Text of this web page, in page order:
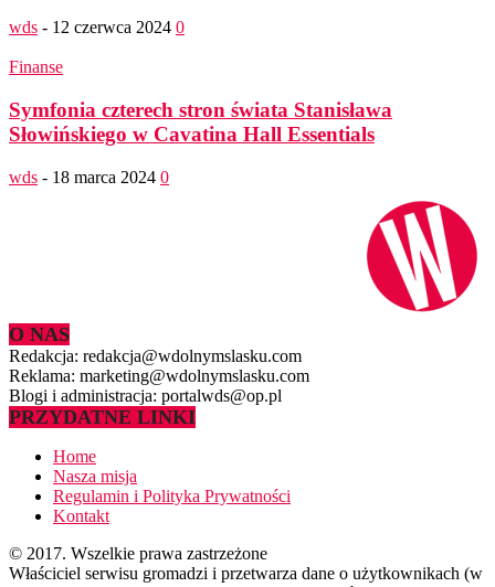
wds - 12 czerwca 2024 0
Finanse
Symfonia czterech stron świata Stanisława
Słowińskiego w Cavatina Hall Essentials
wds - 18 marca 2024 0
O NAS
Redakcja: redakcja@wdolnymslasku.com
Reklama: marketing@wdolnymslasku.com
Blogi i administracja: portalwds@op.pl
PRZYDATNE LINKI
Home
Nasza misja
Regulamin i Polityka Prywatności
Kontakt
© 2017. Wszelkie prawa zastrzeżone
Właściciel serwisu gromadzi i przetwarza dane o użytkownikach (w